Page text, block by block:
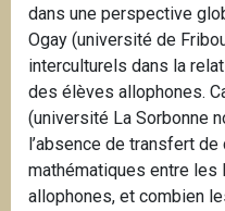
dans une perspective
Ogay (université de
interculturels dans la
des élèves allophones.
(université La Sorbonne
l’absence de transfert
mathématiques entre les
allophones, et combien